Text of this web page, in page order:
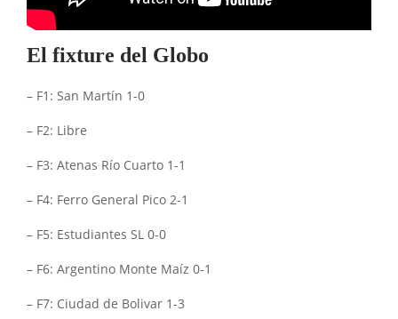
El fixture del Globo
– F1: San Martín 1-0
– F2: Libre
– F3: Atenas Río Cuarto 1-1
– F4: Ferro General Pico 2-1
– F5: Estudiantes SL 0-0
– F6: Argentino Monte Maíz 0-1
– F7: Ciudad de Bolivar 1-3